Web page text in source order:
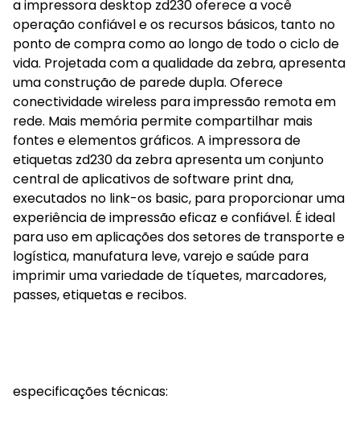
a impressora desktop zd230 oferece a você
operação confiável e os recursos básicos, tanto no
ponto de compra como ao longo de todo o ciclo de
vida. Projetada com a qualidade da zebra, apresenta
uma construção de parede dupla. Oferece
conectividade wireless para impressão remota em
rede. Mais memória permite compartilhar mais
fontes e elementos gráficos. A impressora de
etiquetas zd230 da zebra apresenta um conjunto
central de aplicativos de software print dna,
executados no link-os basic, para proporcionar uma
experiência de impressão eficaz e confiável. É ideal
para uso em aplicações dos setores de transporte e
logística, manufatura leve, varejo e saúde para
imprimir uma variedade de tíquetes, marcadores,
passes, etiquetas e recibos.
especificações técnicas: